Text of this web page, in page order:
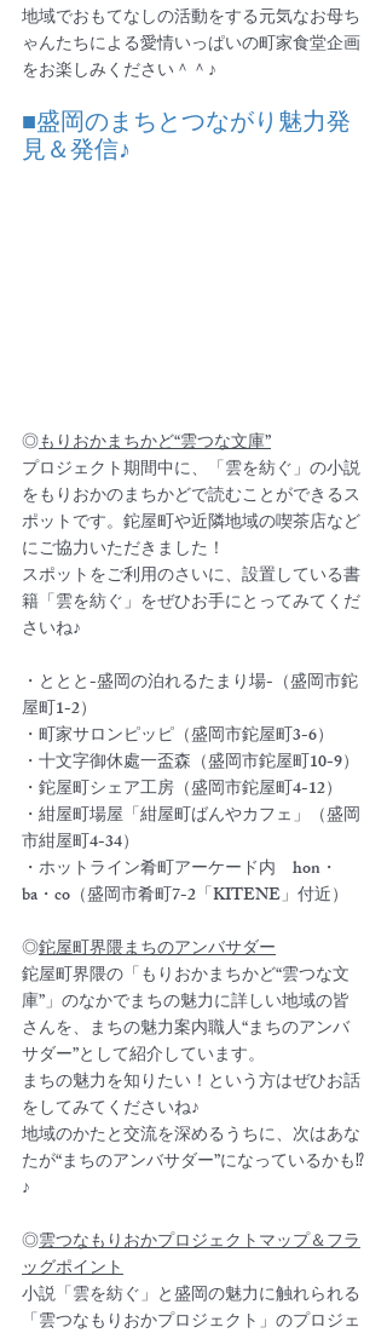
地域でおもてなしの活動をする元気なお母ち
ゃんたちによる愛情いっぱいの町家食堂企画
をお楽しみください＾＾♪
■盛岡のまちとつながり魅力発
見＆発信♪
◎もりおかまちかど“雲つな文庫”
プロジェクト期間中に、「雲を紡ぐ」の小説
をもりおかのまちかどで読むことができるス
ポットです。鉈屋町や近隣地域の喫茶店など
にご協力いただきました！
スポットをご利用のさいに、設置している書
籍「雲を紡ぐ」をぜひお手にとってみてくだ
さいね♪
・ととと-盛岡の泊れるたまり場-（盛岡市鉈
屋町1-2）
・町家サロンピッピ（盛岡市鉈屋町3-6）
・十文字御休處一盃森（盛岡市鉈屋町10-9）
・鉈屋町シェア工房（盛岡市鉈屋町4-12）
・紺屋町場屋「紺屋町ばんやカフェ」（盛岡
市紺屋町4-34）
・ホットライン肴町アーケード内　hon・
ba・co（盛岡市肴町7-2「KITENE」付近）
◎鉈屋町界隈まちのアンバサダー
鉈屋町界隈の「もりおかまちかど“雲つな文
庫”」のなかでまちの魅力に詳しい地域の皆
さんを、まちの魅力案内職人“まちのアンバ
サダー”として紹介しています。
まちの魅力を知りたい！という方はぜひお話
をしてみてくださいね♪
地域のかたと交流を深めるうちに、次はあな
たが“まちのアンバサダー”になっているかも⁉
♪
◎雲つなもりおかプロジェクトマップ＆フラ
ッグポイント
小説「雲を紡ぐ」と盛岡の魅力に触れられる
「雲つなもりおかプロジェクト」のプロジェ